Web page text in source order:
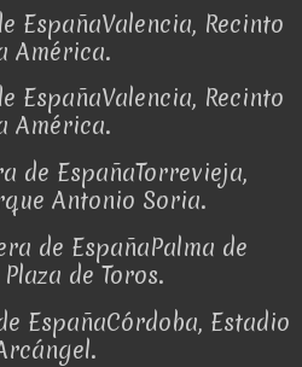
EspañaValencia, Recinto
América.
EspañaValencia, Recinto
América.
de EspañaTorrevieja,
Antonio Soria.
de EspañaPalma de
de Toros.
EspañaCórdoba, Estadio